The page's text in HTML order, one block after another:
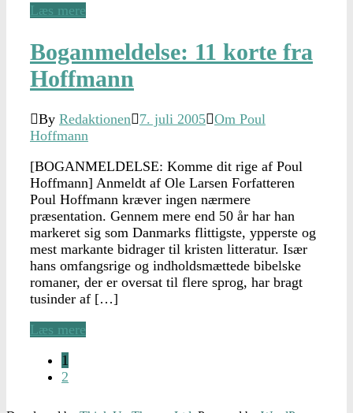
Læs mere
Boganmeldelse: 11 korte fra
Hoffmann
By Redaktionen 7. juli 2005 Om Poul
Hoffmann
[BOGANMELDELSE: Komme dit rige af Poul
Hoffmann] Anmeldt af Ole Larsen Forfatteren
Poul Hoffmann kræver ingen nærmere
præsentation. Gennem mere end 50 år har han
markeret sig som Danmarks flittigste, ypperste og
mest markante bidrager til kristen litteratur. Især
hans omfangsrige og indholdsmættede bibelske
romaner, der er oversat til flere sprog, har bragt
tusinder af […]
Læs mere
1
2